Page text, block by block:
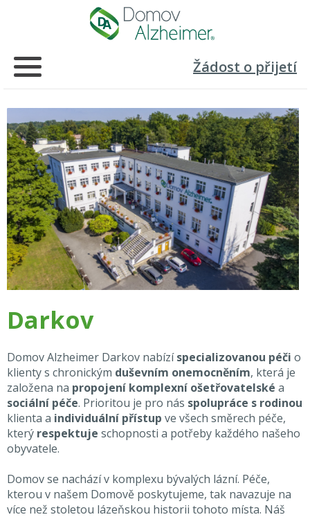
Žádost o přijetí
Darkov
Domov Alzheimer Darkov nabízíspecializovanou péči o
klienty s chronickým duševním onemocněním, která je
založena na propojení komplexní ošetřovatelské a
sociální péče. Prioritou je pro nás spolupráce s rodinou
klienta a individuální přístup ve všech směrech péče,
který respektuje schopnosti a potřeby každého našeho
obyvatele.
Domov se nachází v komplexu bývalých lázní. Péče,
kterou v našem Domově poskytujeme, tak navazuje na
více než stoletou lázeňskou historii tohoto místa. Náš